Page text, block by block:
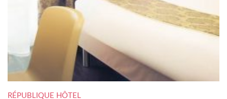
RÉPUBLIQUE HÔTEL